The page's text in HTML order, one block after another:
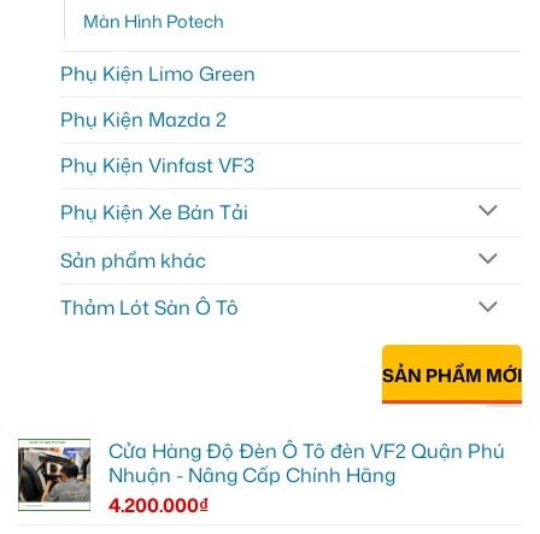
Màn Hình Potech
Phụ Kiện Limo Green
Phụ Kiện Mazda 2
Phụ Kiện Vinfast VF3
Phụ Kiện Xe Bán Tải
Sản phẩm khác
Thảm Lót Sàn Ô Tô
SẢN PHẨM MỚI
Cửa Hàng Độ Đèn Ô Tô đèn VF2 Quận Phú
Nhuận - Nâng Cấp Chính Hãng
4.200.000₫